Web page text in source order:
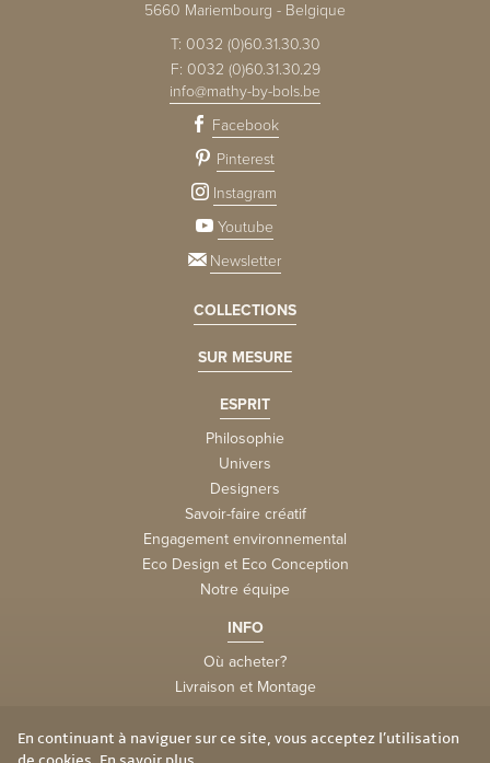
En continuant à naviguer sur ce site, vous acceptez l’utilisation
5660 Mariembourg - Belgique
T: 0032 (0)60.31.30.30
F: 0032 (0)60.31.30.29
info@mathy-by-bols.be
Facebook
Pinterest
Instagram
Youtube
Newsletter
COLLECTIONS
SUR MESURE
ESPRIT
Philosophie
Univers
Designers
Savoir-faire créatif
Engagement environnemental
Eco Design et Eco Conception
Notre équipe
INFO
Où acheter?
Livraison et Montage
Vie privée et cookies